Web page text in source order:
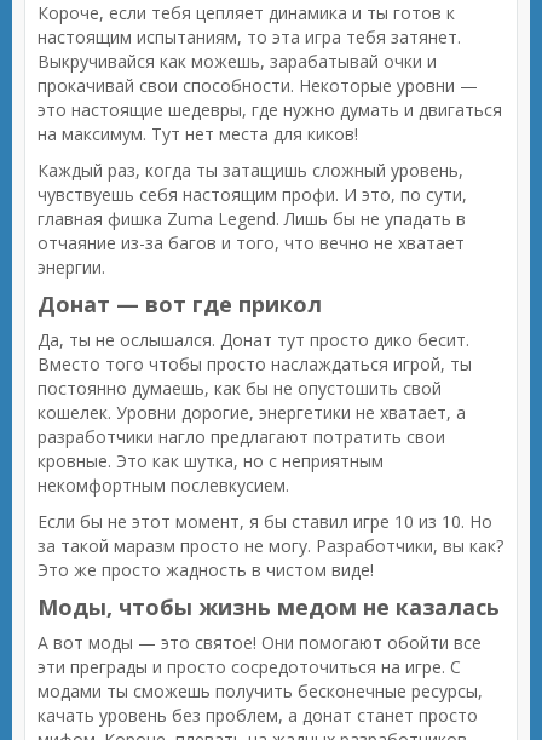
Короче, если тебя цепляет динамика и ты готов к
настоящим испытаниям, то эта игра тебя затянет.
Выкручивайся как можешь, зарабатывай очки и
прокачивай свои способности. Некоторые уровни —
это настоящие шедевры, где нужно думать и двигаться
на максимум. Тут нет места для киков!
Каждый раз, когда ты затащишь сложный уровень,
чувствуешь себя настоящим профи. И это, по сути,
главная фишка Zuma Legend. Лишь бы не упадать в
отчаяние из-за багов и того, что вечно не хватает
энергии.
Донат — вот где прикол
Да, ты не ослышался. Донат тут просто дико бесит.
Вместо того чтобы просто наслаждаться игрой, ты
постоянно думаешь, как бы не опустошить свой
кошелек. Уровни дорогие, энергетики не хватает, а
разработчики нагло предлагают потратить свои
кровные. Это как шутка, но с неприятным
некомфортным послевкусием.
Если бы не этот момент, я бы ставил игре 10 из 10. Но
за такой маразм просто не могу. Разработчики, вы как?
Это же просто жадность в чистом виде!
Моды, чтобы жизнь медом не казалась
А вот моды — это святое! Они помогают обойти все
эти преграды и просто сосредоточиться на игре. С
модами ты сможешь получить бесконечные ресурсы,
качать уровень без проблем, а донат станет просто